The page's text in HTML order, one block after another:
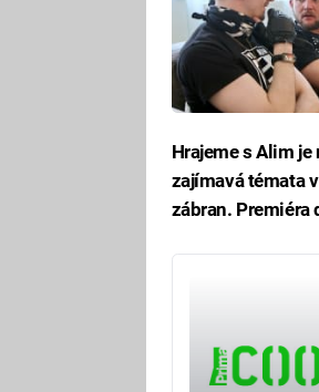
Hrajeme s Alim
zajímavá témata
zábran. Premiéra